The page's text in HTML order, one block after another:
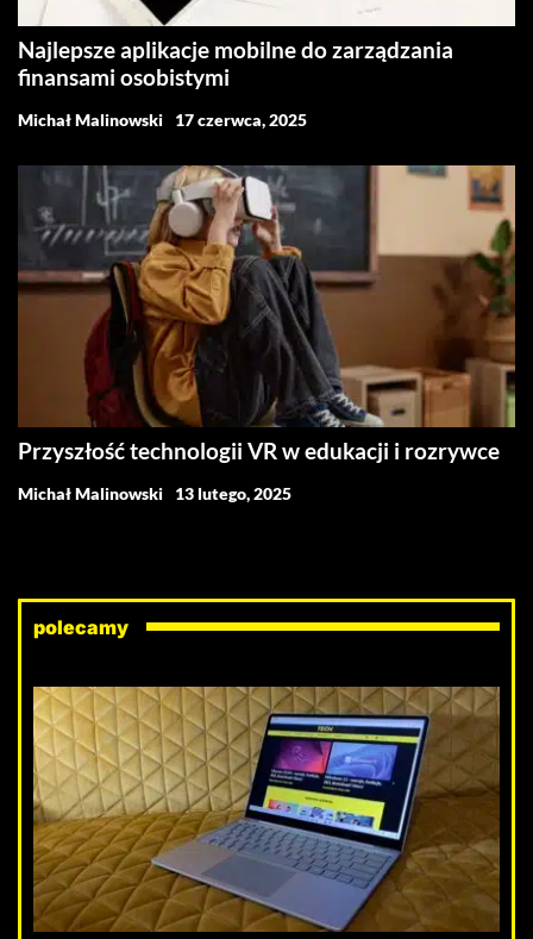
Najlepsze aplikacje mobilne do zarządzania
finansami osobistymi
Michał Malinowski 17 czerwca, 2025
Przyszłość technologii VR w edukacji i rozrywce
Michał Malinowski 13 lutego, 2025
polecamy